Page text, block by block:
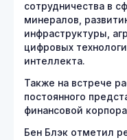
сотрудничества в
минералов,
инфраструктуры,
цифровых
интеллекта.
Также на встрече
постоянного
финансовой
Бен Блэк отметил